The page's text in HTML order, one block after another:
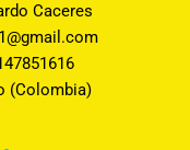
Caceres
(Colombia)